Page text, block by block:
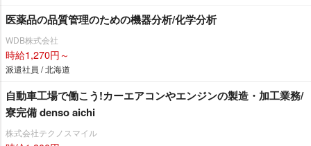
医薬品の品質管理のための機器分析/化学分析
WDB株式会社
時給1,270円～
派遣社員 / 北海道
自動車工場で働こう!カーエアコンやエンジンの製造・加工業務/
寮完備 denso aichi
株式会社テクノスマイル